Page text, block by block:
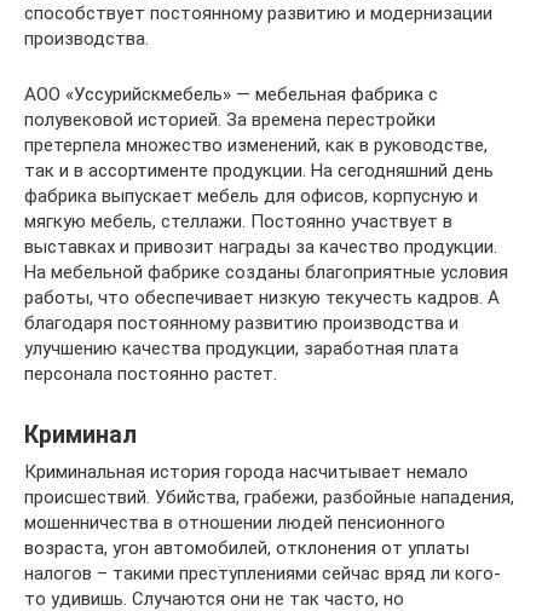
способствует постоянному развитию и модернизации
производства.
АОО «Уссурийскмебель» — мебельная фабрика с
полувековой историей. За времена перестройки
претерпела множество изменений, как в руководстве,
так и в ассортименте продукции. На сегодняшний день
фабрика выпускает мебель для офисов, корпусную и
мягкую мебель, стеллажи. Постоянно участвует в
выставках и привозит награды за качество продукции.
На мебельной фабрике созданы благоприятные условия
работы, что обеспечивает низкую текучесть кадров. А
благодаря постоянному развитию производства и
улучшению качества продукции, заработная плата
персонала постоянно растет.
Криминал
Криминальная история города насчитывает немало
происшествий. Убийства, грабежи, разбойные нападения,
мошенничества в отношении людей пенсионного
возраста, угон автомобилей, отклонения от уплаты
налогов – такими преступлениями сейчас вряд ли кого-
то удивишь. Случаются они не так часто, но